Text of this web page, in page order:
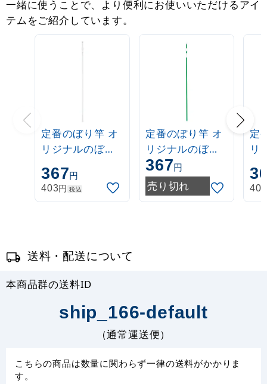
一緒に使うことで、より便利にお使いいただけるアイ
テムをご紹介しています。
定番のぼり竿 オ
リジナルのぼり
ポール 1.6～3m
伸縮式 白
(30537***)
367円
403円 税込
定番のぼり竿 オ
リジナルのぼり
ポール 1.6～3m
伸縮式 緑
(30537GRN)
367円
売り切れ
定
リ
ポ
伸
403
送料・配送について
本商品群の送料ID
ship_166-default
（通常運送便）
こちらの商品は数量に関わらず一律の送料がかかりま
す。